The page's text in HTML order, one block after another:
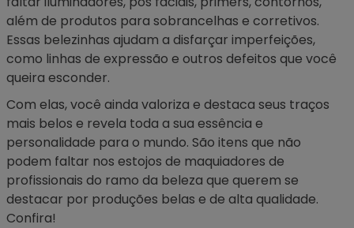
além de produtos para sobrancelhas e corretivos.
Essas belezinhas ajudam a disfarçar imperfeições,
como linhas de expressão e outros defeitos que você
queira esconder.
Com elas, você ainda valoriza e destaca seus traços
mais belos e revela toda a sua essência e
personalidade para o mundo. São itens que não
podem faltar nos estojos de maquiadores de
profissionais do ramo da beleza que querem se
destacar por produções belas e de alta qualidade.
Confira!